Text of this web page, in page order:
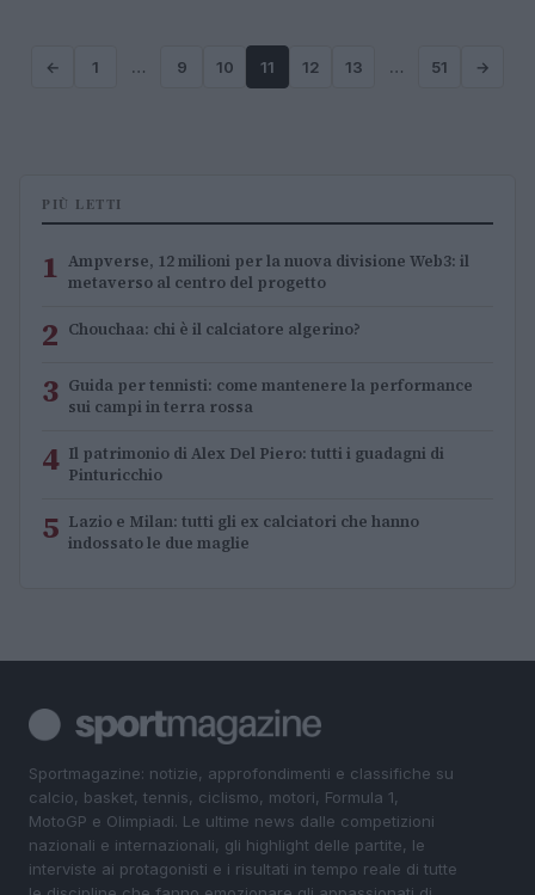
← 1 … 9 10 11 12 13 … 51 →
PIÙ LETTI
1 Ampverse, 12 milioni per la nuova divisione Web3: il
metaverso al centro del progetto
2 Chouchaa: chi è il calciatore algerino?
3 Guida per tennisti: come mantenere la performance
sui campi in terra rossa
4 Il patrimonio di Alex Del Piero: tutti i guadagni di
Pinturicchio
5 Lazio e Milan: tutti gli ex calciatori che hanno
indossato le due maglie
Sportmagazine: notizie, approfondimenti e classifiche su
calcio, basket, tennis, ciclismo, motori, Formula 1,
MotoGP e Olimpiadi. Le ultime news dalle competizioni
nazionali e internazionali, gli highlight delle partite, le
interviste ai protagonisti e i risultati in tempo reale di tutte